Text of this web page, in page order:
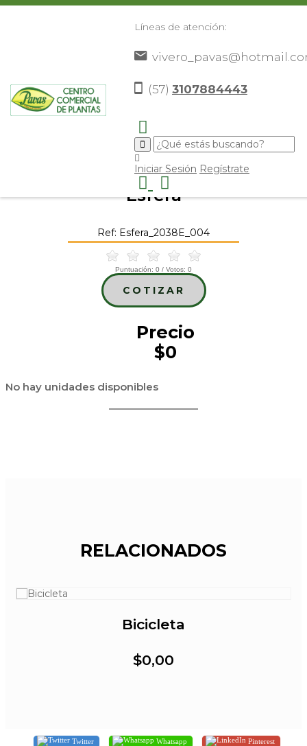
Líneas de atención:
(57) 3107884443
Iniciar Sesión Regístrate
Elementos Decorativos>Otros
Esfera>
Esfera
Ref: Esfera_2038E_004
Puntuación: 0 / Votos: 0
COTIZAR
Precio
$0
No hay unidades disponibles
RELACIONADOS
Bicicleta
$0,00
Twitter Whatsapp Pinterest